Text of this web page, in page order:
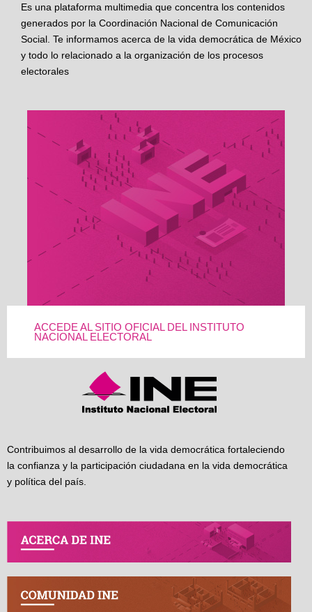
Es una plataforma multimedia que concentra los contenidos
generados por la Coordinación Nacional de Comunicación
Social. Te informamos acerca de la vida democrática de México
y todo lo relacionado a la organización de los procesos
electorales
ACCEDE AL SITIO OFICIAL DEL INSTITUTO
NACIONAL ELECTORAL
Contribuimos al desarrollo de la vida democrática fortaleciendo
la confianza y la participación ciudadana en la vida democrática
y política del país.